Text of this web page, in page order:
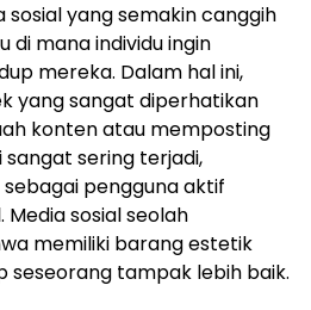
yang semakin canggih
di mana individu ingin
mereka. Dalam hal ini,
yang sangat diperhatikan
konten atau memposting
sangat sering terjadi,
pengguna aktif
sosial seolah
memiliki barang estetik
tampak lebih baik.